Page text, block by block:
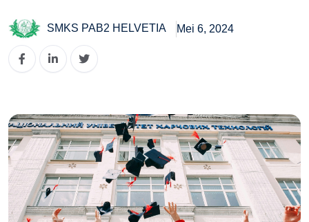
SMKS PAB2 HELVETIA Mei 6, 2024